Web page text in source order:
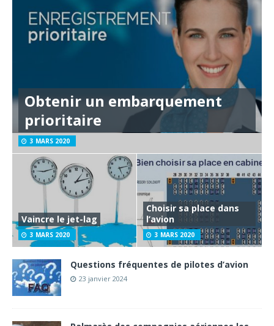
Obtenir un embarquement
prioritaire
3 MARS 2020
Vaincre le jet-lag
3 MARS 2020
Choisir sa place dans
l’avion
3 MARS 2020
Questions fréquentes de pilotes d’avion
23 janvier 2024